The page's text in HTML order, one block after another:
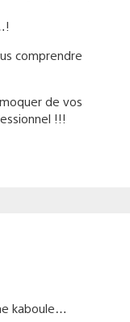
comprendre
de vos
!!!
kaboule…